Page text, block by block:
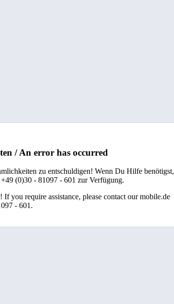
/ An error has occurred
zu entschuldigen! Wenn Du Hilfe benötigst,
(0)30 - 81097 - 601 zur Verfügung.
you require assistance, please contact our mobile.de
- 601.